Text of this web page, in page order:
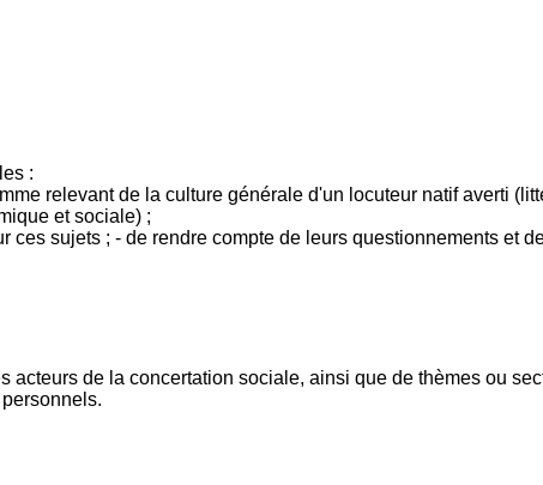
:
relevant de la culture générale d'un locuteur natif averti
et sociale) ;
sujets ; - de rendre compte de leurs questionnements et
de la concertation sociale, ainsi que de thèmes ou